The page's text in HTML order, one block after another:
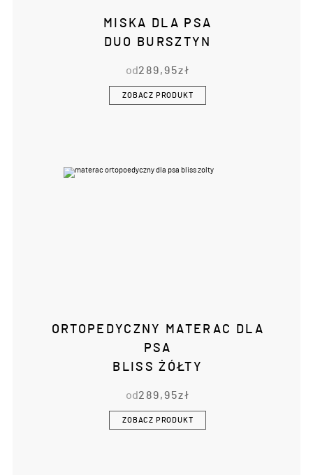
MISKA DLA PSA
DUO BURSZTYN
od 289,95zł
ZOBACZ PRODUKT
ORTOPEDYCZNY MATERAC DLA
PSA
BLISS ŻÓŁTY
od 289,95zł
ZOBACZ PRODUKT